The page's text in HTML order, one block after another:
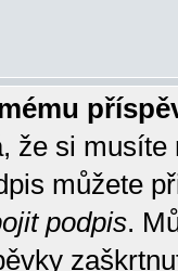
že si
můžete
podpis.